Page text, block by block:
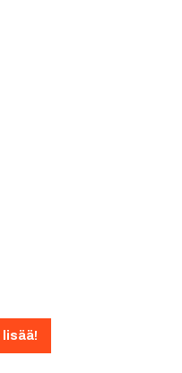
lisää!